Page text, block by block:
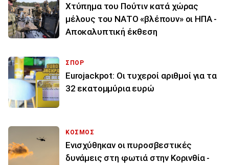
Χτύπημα του Πούτιν κατά χώρας
μέλους του ΝΑΤΟ «βλέπουν» οι ΗΠΑ -
Αποκαλυπτική έκθεση
ΣΠΟΡ
Eurojackpot: Οι τυχεροί αριθμοί για τα
32 εκατoμμύρια ευρώ
ΚΟΣΜΟΣ
Ενισχύθηκαν οι πυροσβεστικές
δυνάμεις στη φωτιά στην Κορινθία -